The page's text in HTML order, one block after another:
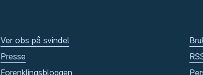
Ver obs på svindel
Presse
Forenklingsbloggen